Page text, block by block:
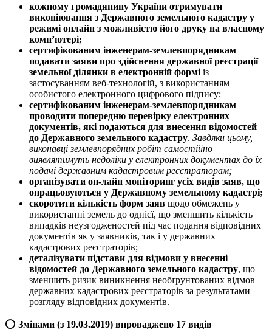
кожному громадянину України отримувати
викопіювання з Державного земельного кадастру у
режимі онлайн з можливістю його друку на власному
комп’ютері;
сертифікованим інженерам-землевпорядникам
подавати заяви про здійснення державної реєстрації
земельної ділянки в електронній формі із
застосуванням веб-технологій, з використанням
особистого електронного цифрового підпису;
сертифікованим інженерам-землевпорядникам
проводити попередню перевірку електронних
документів, які подаються для внесення відомостей
до Державного земельного кадастру. Завдяки цьому,
виконавці землевпорядних робіт самостійно
виявлятимуть недоліки у електронних документах до їх
подачі державним кадастровим реєстраторам;
організувати он-лайн моніторинг усіх видів заяв, що
опрацьовуються у Державному земельному кадастрі;
скоротити кількість форм заяв щодо обмежень у
використанні земель до однієї, що зменшить кількість
випадків неузгодженостей під час подання відповідних
документів як у заявників, так і у державних
кадастрових реєстраторів;
деталізувати підстави для відмови у внесенні
відомостей до Державного земельного кадастру, що
зменшить ризик виникнення необґрунтованих відмов
державних кадастрових реєстраторів за результатами
розгляду відповідних документів.
⭕️ Змінами (з 19.03.2019) впроваджено 17 видів